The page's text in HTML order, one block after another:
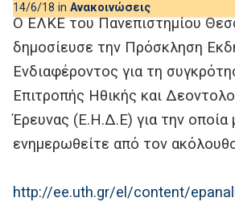
14/6/18 in Ανακοινώσεις
Ο ΕΛΚΕ του Πανεπιστημίου
δημοσίευσε την Πρόσκληση
Ενδιαφέροντος για τη
Επιτροπής Ηθικής και
Έρευνας (Ε.Η.Δ.Ε) για την οποία
ενημερωθείτε από τον
http://ee.uth.gr/el/content/